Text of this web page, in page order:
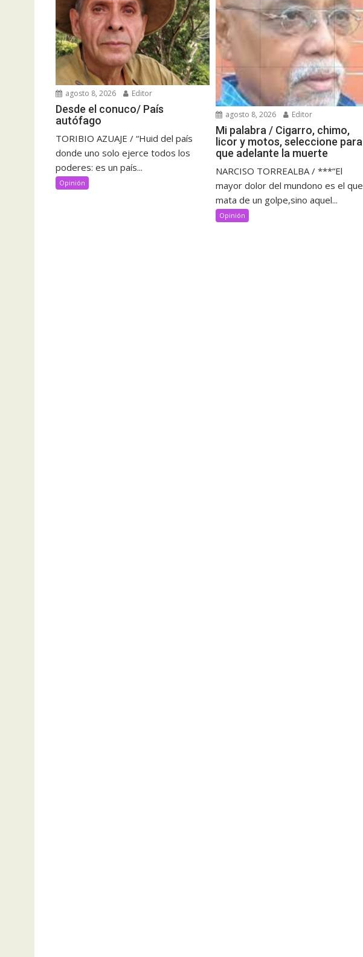
agosto 8, 2026 Editor
Desde el conuco/ País
autófago
TORIBIO AZUAJE / “Huid del país
donde uno solo ejerce todos los
poderes: es un país...
Opinión
agosto 8, 2026 Editor
Mi palabra / Cigarro, chimo,
licor y motos, seleccione para
que adelante la muerte
NARCISO TORREALBA / ***“El
mayor dolor del mundono es el que
mata de un golpe,sino aquel...
Opinión